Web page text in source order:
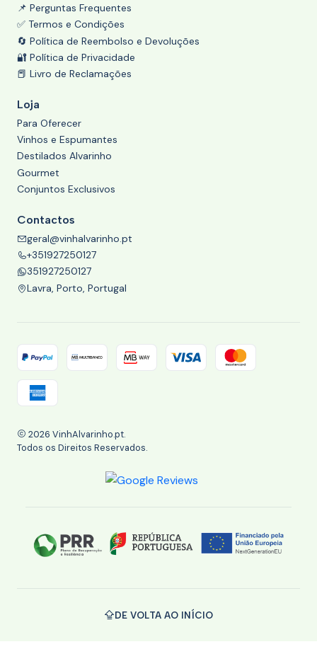
📌 Perguntas Frequentes
✅ Termos e Condições
🔄 Política de Reembolso e Devoluções
🔐 Política de Privacidade
📕 Livro de Reclamações
Loja
Para Oferecer
Vinhos e Espumantes
Destilados Alvarinho
Gourmet
Conjuntos Exclusivos
Contactos
geral@vinhalvarinho.pt
+351927250127
351927250127
Lavra, Porto, Portugal
2026 VinhAlvarinho.pt.
Todos os Direitos Reservados.
DE VOLTA AO INÍCIO